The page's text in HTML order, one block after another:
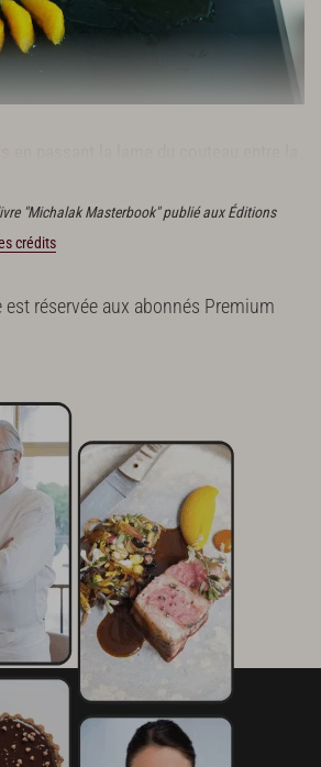
"Michalak Masterbook" publié aux Éditions
crédits
est réservée aux abonnés Premium